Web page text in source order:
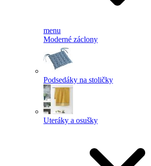
menu
Moderné záclony
Podsedáky na stoličky
Uteráky a osušky